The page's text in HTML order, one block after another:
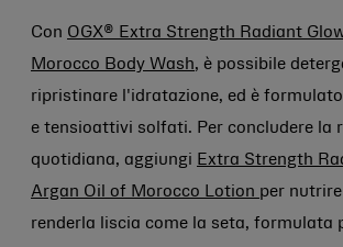
Con OGX® Extra Strength Radiant
Morocco Body Wash, è possibile
ripristinare l'idratazione, ed è
e tensioattivi solfati. Per concludere la
quotidiana, aggiungi Extra Strength
Argan Oil of Morocco Lotion per
renderla liscia come la seta, formulata